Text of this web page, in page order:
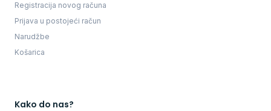
Registracija novog računa
Prijava u postojeći račun
Narudžbe
Košarica
Kako do nas?